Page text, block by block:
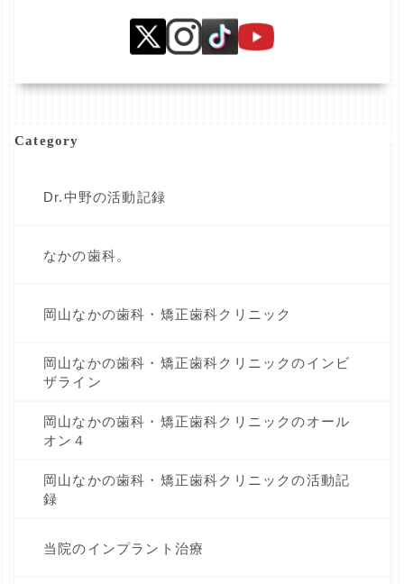
Category
Dr.中野の活動記録
なかの歯科。
岡山なかの歯科・矯正歯科クリニック
岡山なかの歯科・矯正歯科クリニックのインビ
ザライン
岡山なかの歯科・矯正歯科クリニックのオール
オン４
岡山なかの歯科・矯正歯科クリニックの活動記
録
当院のインプラント治療